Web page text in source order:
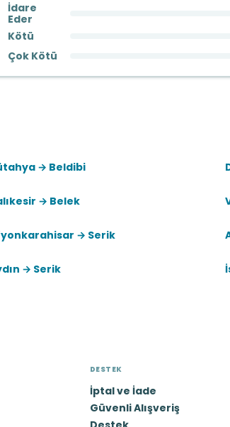
İdare
Eder
Kötü
Çok Kötü
→ Beldibi
→ Belek
→ Serik
→ Serik
DESTEK
İptal ve İade
Güvenli Alışveriş